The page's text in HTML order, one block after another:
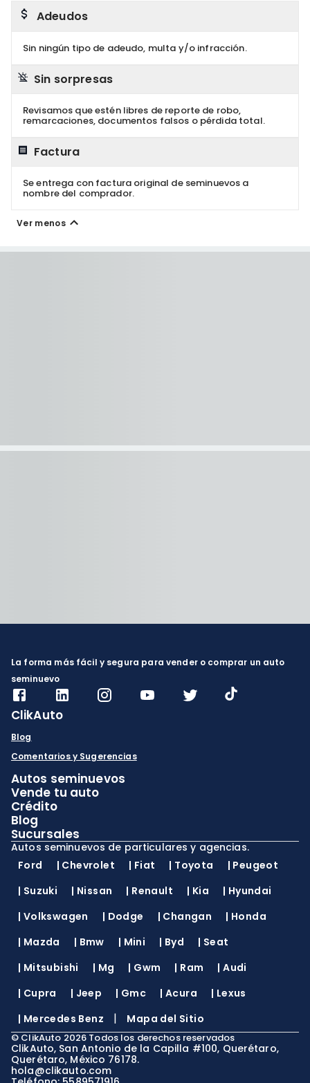
Adeudos
Sin ningún tipo de adeudo, multa y/o infracción.
Sin sorpresas
Revisamos que estén libres de reporte de robo,
remarcaciones, documentos falsos o pérdida total.
Factura
Se entrega con factura original de seminuevos a
nombre del comprador.
Ver menos
La forma más fácil y segura para vender o comprar un auto
seminuevo
ClikAuto
Blog
Comentarios y Sugerencias
Autos seminuevos
Vende tu auto
Crédito
Blog
Sucursales
Autos seminuevos de particulares y agencias.
Ford
| Chevrolet | Fiat | Toyota | Peugeot
| Suzuki | Nissan | Renault | Kia | Hyundai
| Volkswagen | Dodge | Changan | Honda
| Mazda | Bmw | Mini | Byd | Seat
| Mitsubishi | Mg | Gwm | Ram |Audi
| Cupra | Jeep | Gmc |Acura | Lexus
| Mercedes Benz | Mapa del Sitio
© ClikAuto 2026 Todos los derechos reservados
ClikAuto, San Antonio de la Capilla #100, Querétaro,
Querétaro, México 76178.
hola@clikauto.com